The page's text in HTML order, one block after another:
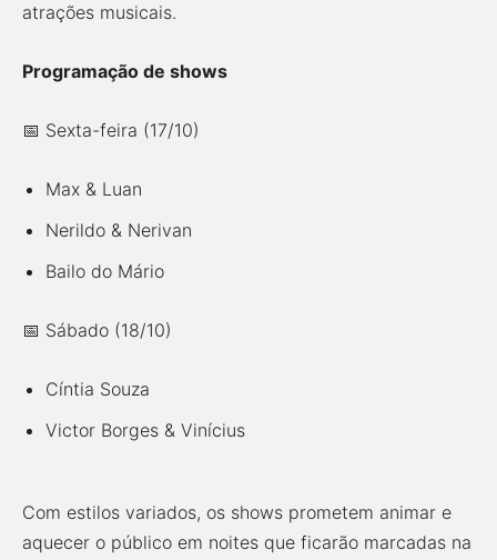
atrações musicais.
Programação de shows
📅 Sexta-feira (17/10)
Max & Luan
Nerildo & Nerivan
Bailo do Mário
📅 Sábado (18/10)
Cíntia Souza
Victor Borges & Vinícius
Com estilos variados, os shows prometem animar e
aquecer o público em noites que ficarão marcadas na